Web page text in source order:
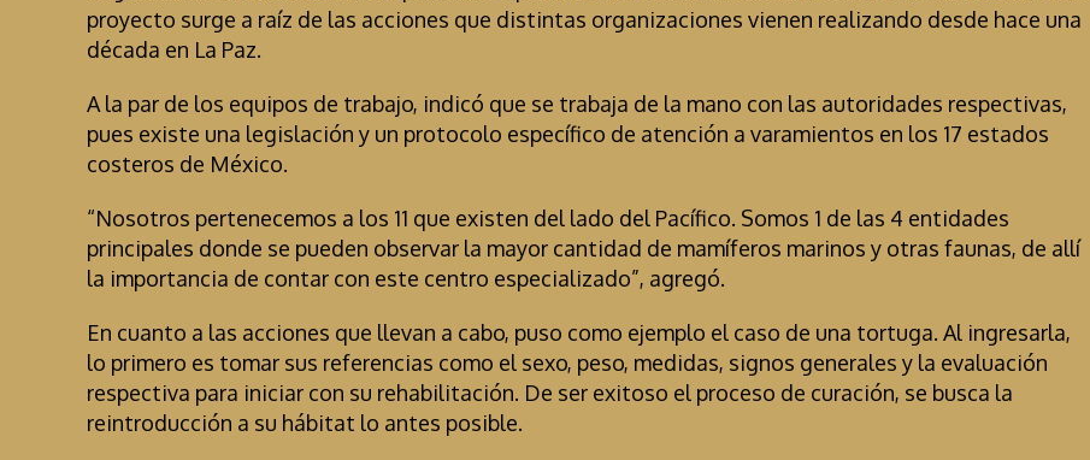
proyecto surge a raíz de las acciones que distintas organizaciones vienen realizando desde hace una
década en La Paz.
A la par de los equipos de trabajo, indicó que se trabaja de la mano con las autoridades respectivas,
pues existe una legislación y un protocolo específico de atención a varamientos en los 17 estados
costeros de México.
“Nosotros pertenecemos a los 11 que existen del lado del Pacífico. Somos 1 de las 4 entidades
principales donde se pueden observar la mayor cantidad de mamíferos marinos y otras faunas, de allí
la importancia de contar con este centro especializado”, agregó.
En cuanto a las acciones que llevan a cabo, puso como ejemplo el caso de una tortuga. Al ingresarla,
lo primero es tomar sus referencias como el sexo, peso, medidas, signos generales y la evaluación
respectiva para iniciar con su rehabilitación. De ser exitoso el proceso de curación, se busca la
reintroducción a su hábitat lo antes posible.